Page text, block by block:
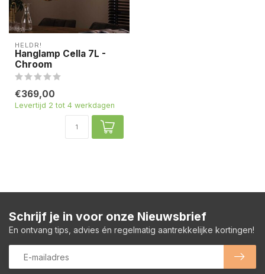
HELDR!
Hanglamp Cella 7L -
Chroom
€369,00
Levertijd 2 tot 4 werkdagen
Schrijf je in voor onze Nieuwsbrief
En ontvang tips, advies én regelmatig aantrekkelijke kortingen!